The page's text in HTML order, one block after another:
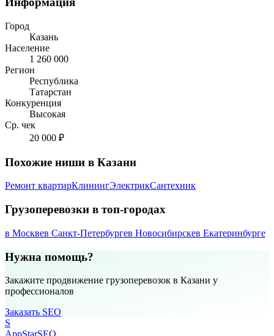
Город
Казань
Население
1 260 000
Регион
Республика
Татарстан
Конкуренция
Высокая
Ср. чек
20 000 ₽
Похожие ниши в Казани
Ремонт квартирКлинингЭлектрикСантехник
Грузоперевозки в топ-городах
в Москвев Санкт-Петербургев Новосибирскев Екатеринбурге
Нужна помощь?
Закажите продвижение грузоперевозок в Казани у
профессионалов
Заказать SEO
S